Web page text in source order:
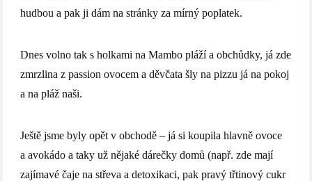
hudbou a pak ji dám na stránky za mírný poplatek.
Dnes volno tak s holkami na Mambo pláží a obchůdky, já zde
zmrzlina z passion ovocem a děvčata šly na pizzu já na pokoj
a na pláž naši.
Ještě jsme byly opět v obchodě – já si koupila hlavně ovoce
a avokádo a taky už nějaké dárečky domů (např. zde mají
zajímavé čaje na střeva a detoxikaci, pak pravý třtinový cukr